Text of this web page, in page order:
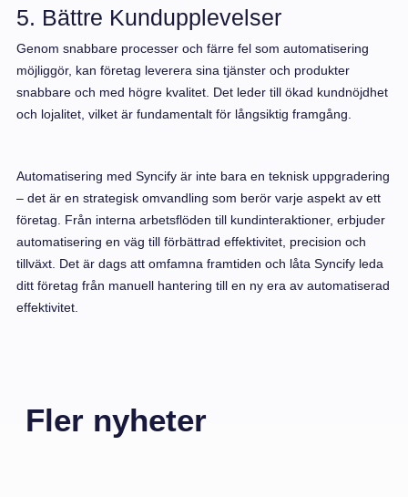
5. Bättre Kundupplevelser
Genom snabbare processer och färre fel som automatisering
möjliggör, kan företag leverera sina tjänster och produkter
snabbare och med högre kvalitet. Det leder till ökad kundnöjdhet
och lojalitet, vilket är fundamentalt för långsiktig framgång.
Automatisering med Syncify är inte bara en teknisk uppgradering
– det är en strategisk omvandling som berör varje aspekt av ett
företag. Från interna arbetsflöden till kundinteraktioner, erbjuder
automatisering en väg till förbättrad effektivitet, precision och
tillväxt. Det är dags att omfamna framtiden och låta Syncify leda
ditt företag från manuell hantering till en ny era av automatiserad
effektivitet.
Fler nyheter